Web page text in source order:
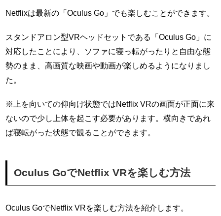
Netflixは最新の「Oculus Go」でも楽しむことができます。
スタンドアロン型VRヘッドセットである「Oculus Go」に
対応したことにより、ソファに寝っ転がったりと自由な態
勢のまま、高画質な映画や動画が楽しめるようになりまし
た。
※上を向いての仰向け状態ではNetflix VRの画面が正面に来
ないので少し上体を起こす必要があります。横向きであれ
ば寝転がった状態で観ることができます。
Oculus GoでNetflix VRを楽しむ方法
Oculus GoでNetflix VRを楽しむ方法を紹介します。